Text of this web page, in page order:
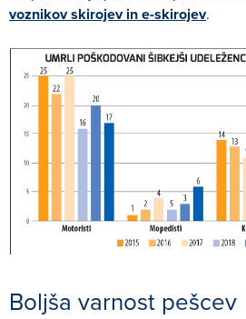
voznikov skirojev in e-skirojev.
Boljša varnost pešcev